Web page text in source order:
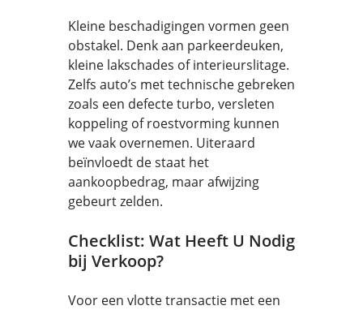
Kleine beschadigingen vormen geen
obstakel. Denk aan parkeerdeuken,
kleine lakschades of interieurslitage.
Zelfs auto’s met technische gebreken
zoals een defecte turbo, versleten
koppeling of roestvorming kunnen
we vaak overnemen. Uiteraard
beïnvloedt de staat het
aankoopbedrag, maar afwijzing
gebeurt zelden.
Checklist: Wat Heeft U Nodig
bij Verkoop?
Voor een vlotte transactie met een